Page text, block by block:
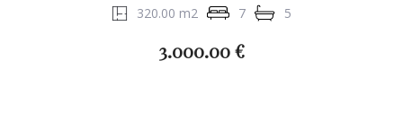
320.00 m2 7 5
3.000.00 €